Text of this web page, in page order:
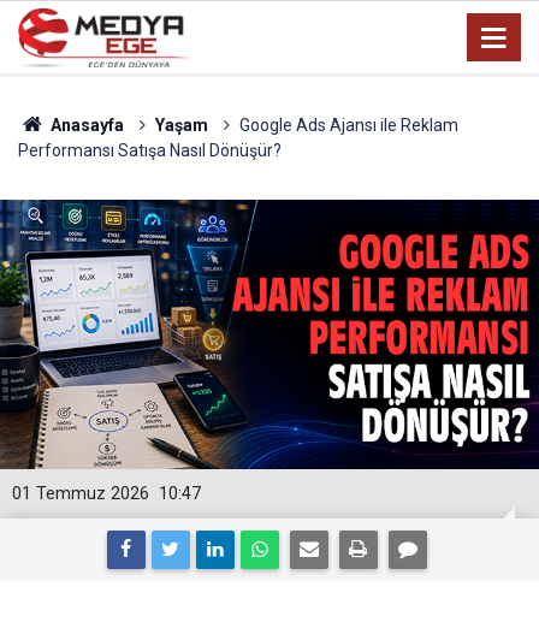
Anasayfa Yaşam
Google Ads Ajansı ile Reklam
Performansı Satışa Nasıl Dönüşür?
10:47
01 Temmuz 2026